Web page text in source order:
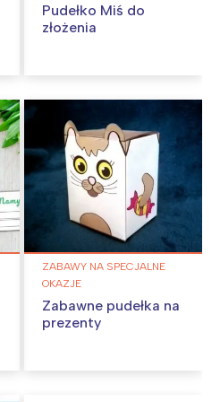
Pudełko Miś do
złożenia
ZABAWY NA SPECJALNE
OKAZJE
Zabawne pudełka na
prezenty